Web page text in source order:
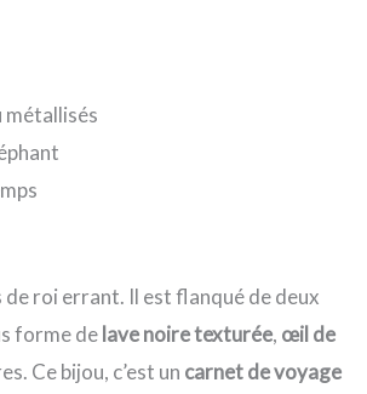
métallisés
roi errant. Il est flanqué de deux
forme delave noire texturée, œil de
Ce bijou, c’est un carnet de voyage